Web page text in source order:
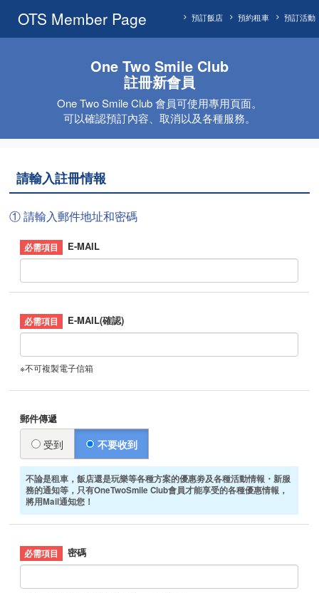
OTS Member Page 預訂活動
預約租車
預訂飯店
One Two Smile Club
註冊新會員
One Two Smile Club 會員可使用專用頁面。
可以確認預訂內容、取消以及各種服務。
請輸入註冊情報
① 請輸入郵件地址和密碼
E-MAIL
E-MAIL(確認)
※不可複製電子信箱
郵件傳遞
受到 不要收到
不論是租車，飯店還是玩樂等各種方案的優惠劵及各種活動情報・新服
務的通知等，只有OneTwoSmile Club會員才能享受的各種優惠情報，
將用Mail通知您！
密碼